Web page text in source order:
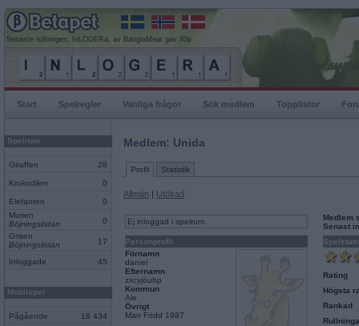
Senaste rullningen, InLOGERa, av BanglaMeat gav 80p
Start Spelregler Vanliga frågor Sök medlem Topplistor
Spelrum
Giraffen 28
Krokodilen 0
Elefanten
0
Musen
Böjningslistan
0
Grisen
Böjningslistan
17
Inloggade 45
Mobilspel
Pågående 18 434
Medlem: Unida
Profil Statistik
Allmän | Utökad
Ej inloggad i spelrum
Personprofil
Förnamn
daniel
Efternamn
zxcyjöubp
Kommun
Ale
Övrigt
Man Född 1987
Medlem
Senast
Rating
Högsta
Rankad